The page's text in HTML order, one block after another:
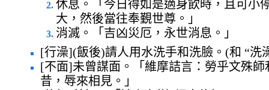
休息。「今日得如是適身飲時，且可小
大，然後當往奉覲世尊。」
消滅。「吉凶災厄，永世消息。」
[行澡](飯後)請人用水洗手和洗臉。(和 “洗
[不面]未曾謀面。「維摩詰言：勞乎文殊師
昔，辱來相見。」